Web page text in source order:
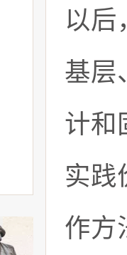
以后
基层
计和
实践
作方